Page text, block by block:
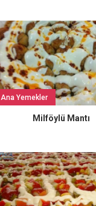
Ana Yemekler
Milföylü Mantı